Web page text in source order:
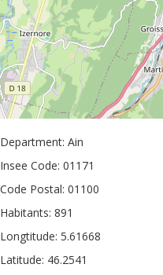
Department: Ain
Insee Code: 01171
Code Postal: 01100
Habitants: 891
Longtitude: 5.61668
Latitude: 46.2541